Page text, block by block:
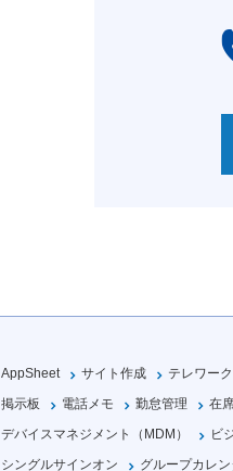
AppSheet サイト作成
テレワーク
掲示板
電話メモ 勤怠管理
在
デバイスマネジメント（MDM）
ビ
シングルサインオン
グループカレ